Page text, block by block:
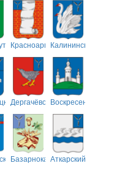
Красноармейский
Калининский
ДергачёвскийВоскресенский
Базарнокарабулакский
Аткарский